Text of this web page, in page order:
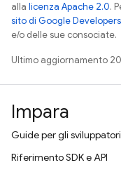
alla licenza Apache 2.0.
sito di Google Developers
e/o delle sue consociate.
Ultimo aggiornamento
Impara
Guide per gli sviluppatori
Riferimento SDK e API